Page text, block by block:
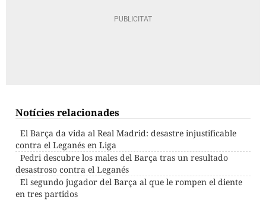
Notícies relacionades
El Barça da vida al Real Madrid: desastre injustificable
contra el Leganés en Liga
Pedri descubre los males del Barça tras un resultado
desastroso contra el Leganés
El segundo jugador del Barça al que le rompen el diente
en tres partidos